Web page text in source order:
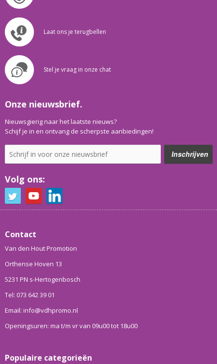
Laat ons je terugbellen
Stel je vraag in onze chat
Onze nieuwsbrief.
Nieuwsgierig naar het laatste nieuws?
Schijf je in en ontvang de scherpste aanbiedingen!
Volg ons:
Contact
Van den Hout Promotion
Orthense Hoven 13
5231 PN s-Hertogenbosch
Tel: 073 642 39 01
Email: info@vdhpromo.nl
Openingsuren: ma t/m vr van 09u00 tot 18u00
Populaire categorieën